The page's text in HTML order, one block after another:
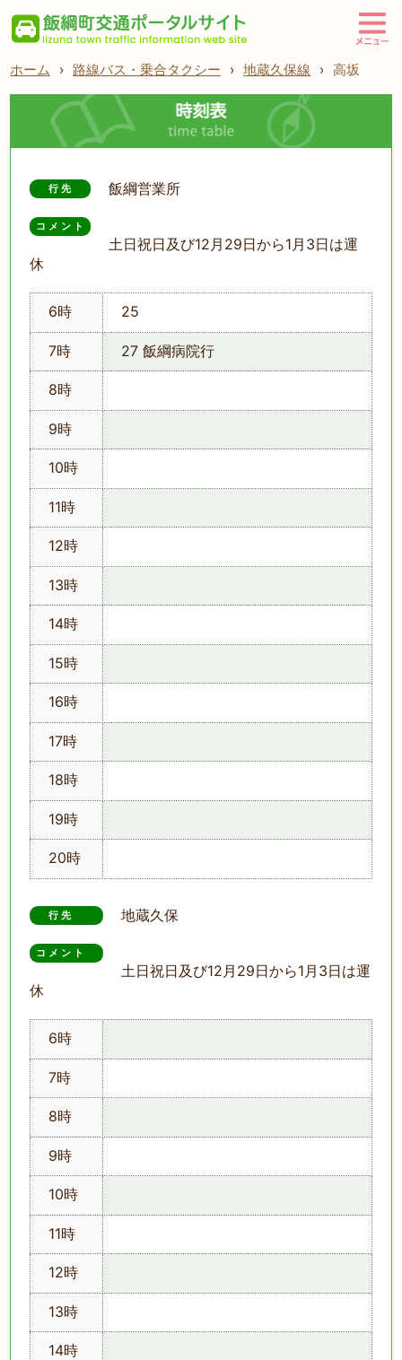
ホーム › 路線バス・乗合タクシー › 地蔵久保線 › 高坂
行先 飯綱営業所
コメント
土日祝日及び12月29日から1月3日は運
休
6時 25
7時 27 飯綱病院行
8時
9時
10時
11時
12時
13時
14時
15時
16時
17時
18時
19時
20時
行先 地蔵久保
コメント
土日祝日及び12月29日から1月3日は運
休
6時
7時
8時
9時
10時
11時
12時
13時
14時